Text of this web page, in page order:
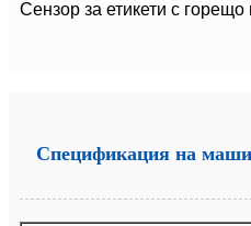
Сензор за етикети с
Спецификация на